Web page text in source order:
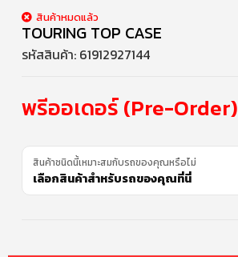
สินค้าหมดแล้ว
TOURING TOP CASE
รหัสสินค้า: 61912927144
พรีออเดอร์ (Pre-Order)
สินค้าชนิดนี้เหมาะสมกับรถของคุณหรือไม่
เลือกสินค้าสำหรับรถของคุณที่นี่